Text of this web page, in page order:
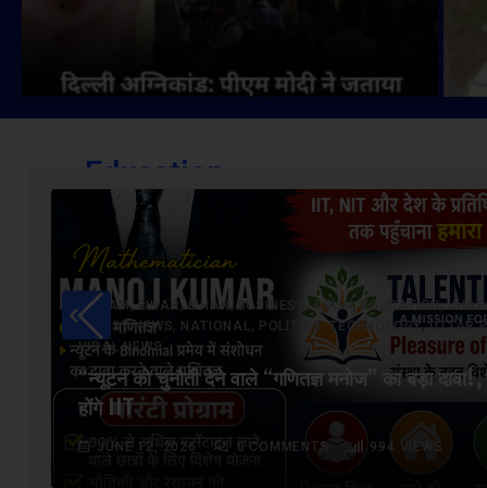
Education
ASSAM,BIHAR,BIHAR,BUSINESS ,DELHI,EDUCATION,
LATEST NEWS NATIONAL POLITICS,TECHNOLOGY,UTTAR
VIRAL NEWS
“न्यूटन को चुनौती देने वाले “गणितज्ञ मनोज” का बड़ा दावा!,
होंगे IIT
JUNE 12, 2026 0 COMMENTS 994 VIEWS